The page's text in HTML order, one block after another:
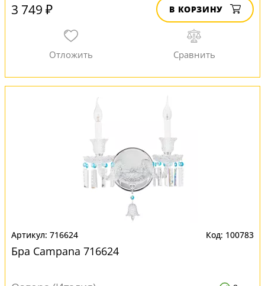
3 749 ₽ В КОРЗИНУ
716624 100783
Бра Campana 716624